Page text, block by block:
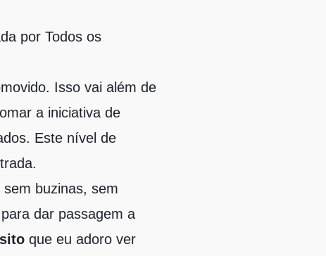
por Todos os
Isso vai além de
a iniciativa de
Este nível de
buzinas, sem
dar passagem a
que eu adoro ver